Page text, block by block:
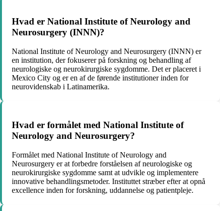
Hvad er National Institute of Neurology and
Neurosurgery (INNN)?
National Institute of Neurology and Neurosurgery (INNN) er
en institution, der fokuserer på forskning og behandling af
neurologiske og neurokirurgiske sygdomme. Det er placeret i
Mexico City og er en af de førende institutioner inden for
neurovidenskab i Latinamerika.
Hvad er formålet med National Institute of
Neurology and Neurosurgery?
Formålet med National Institute of Neurology and
Neurosurgery er at forbedre forståelsen af neurologiske og
neurokirurgiske sygdomme samt at udvikle og implementere
innovative behandlingsmetoder. Instituttet stræber efter at opnå
excellence inden for forskning, uddannelse og patientpleje.